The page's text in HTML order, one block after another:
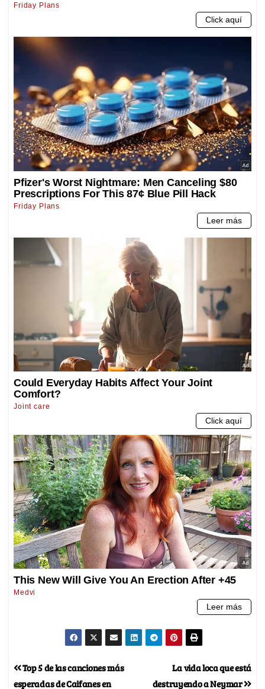
La vida loca que está
destruyendo a Neymar
Top 5 de las canciones más
esperadas de Caifanes en